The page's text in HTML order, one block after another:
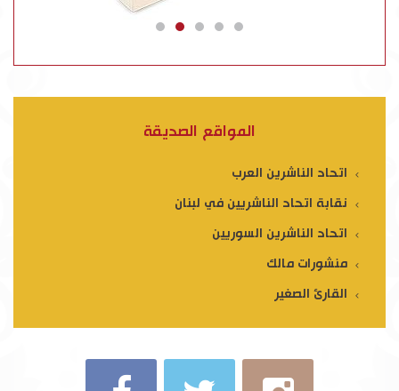
المواقع الصديقة
اتحاد الناشرين العرب
نقابة اتحاد الناشريين في لبنان
اتحاد الناشرين السوريين
منشورات مالك
القارئ الصغير